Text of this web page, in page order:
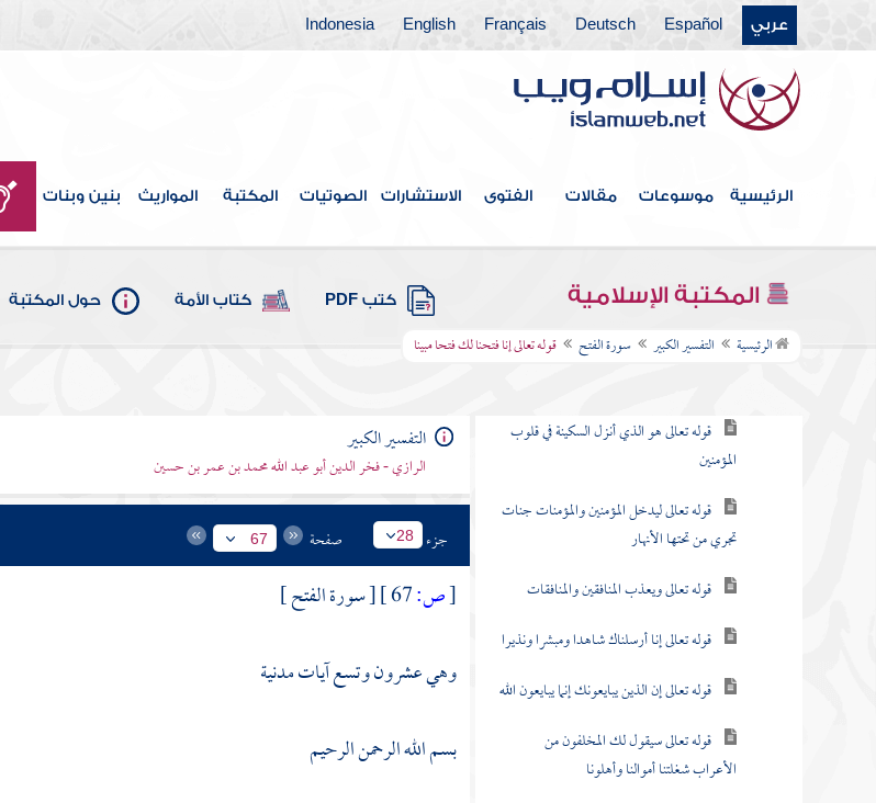
عربي Español
Deutsch
Français
English
Indonesia
الرئيسية موسوعات مقالات الفتوى الاستشارات الصوتيات المكتبة المواريث بنين وبنات
المكتبة الإسلامية كتب PDF كتاب الأمة حول المكتبة
الرئيسية التفسير الكبير سورة الفتح قوله تعالى إنا فتحنا لك فتحا مبينا
سورة الشورى
سورة الزخرف
سورة الدخان
سورة الجاثية
سورة الأحقاف
سورة محمد
سورة الفتح
قوله تعالى هو الذي أنزل السكينة في قلوب
المؤمنين
قوله تعالى ليدخل المؤمنين والمؤمنات جنات
تجري من تحتها الأنهار
قوله تعالى ويعذب المنافقين والمنافقات
قوله تعالى إنا أرسلناك شاهدا ومبشرا ونذيرا
قوله تعالى إن الذين يبايعونك إنما يبايعون الله
قوله تعالى سيقول لك المخلفون من
الأعراب شغلتنا أموالنا وأهلونا
التفسير الكبير
الرازي - فخر الدين أبو عبد الله محمد بن عمر بن حسين
جزء 28 صفحة 67
[ص:
[ سورة الفتح ]
وهي عشرون وتسع آيات مدنية
بسم الله الرحمن الرحيم